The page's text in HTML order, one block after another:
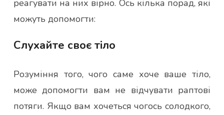
реагувати на них вірно. Ось кілька порад, які
можуть допомогти:
Слухайте своє тіло
Розуміння того, чого саме хоче ваше тіло,
може допомогти вам не відчувати раптові
потяги. Якщо вам хочеться чогось солодкого,